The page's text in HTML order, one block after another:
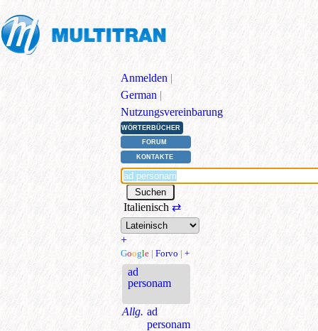
Anmelden |
German |
Nutzungsvereinbarung
WÖRTERBÜCHER
FORUM
KONTAKTE
Italienisch⇄
+
Google | Forvo | +
ad
personam
Allg. ad
personam